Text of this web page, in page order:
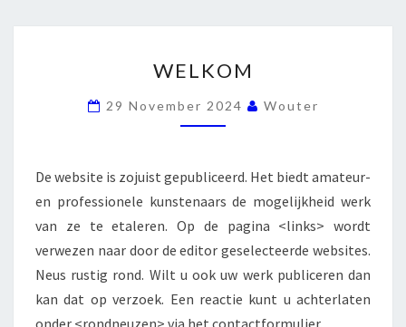
WELKOM
29 November 2024 Wouter
De website is zojuist gepubliceerd. Het biedt amateur-
en professionele kunstenaars de mogelijkheid werk
van ze te etaleren. Op de pagina <links> wordt
verwezen naar door de editor geselecteerde websites.
Neus rustig rond. Wilt u ook uw werk publiceren dan
kan dat op verzoek. Een reactie kunt u achterlaten
onder <rondneuzen> via het contactformulier.